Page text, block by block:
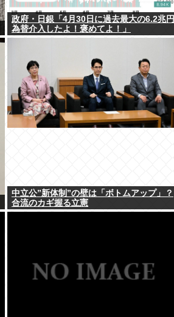
政府・日銀「4月30日に過去最大の6.2兆円
為替介入したよ！褒めてよ！」
中立公”新体制”の壁は「ボトムアップ」？
合流のカギ握る立憲